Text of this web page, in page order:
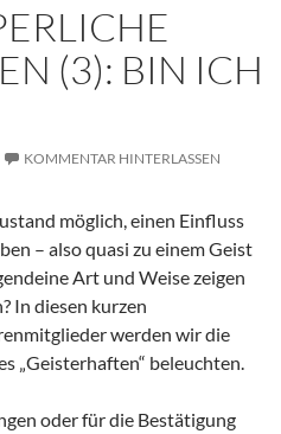
E
(3): BIN ICH E
KOMMENTAR HINTERLASSEN
möglich, einen Einfluss
– also quasi zu einem Geist
Art und Weise zeigen
In diesen kurzen
werden wir die
„Geisterhaften“ beleuchten.
oder für die Bestätigung